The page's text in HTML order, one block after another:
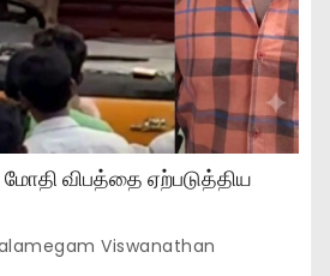
விபத்தை ஏற்படுத்திய
Viswanathan